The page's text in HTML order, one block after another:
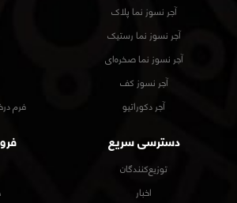
آجر نسوز نما پلاک
آجر نسوز نما رستیک
آجر نسوز نما صخره‌ای
آجر نسوز کف
آجر دکوراتیو
فرم
دسترسی سریع
توزیع‌کنندگان
اخبار